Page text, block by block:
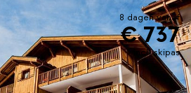
8 dagen vanaf
€ 737
incl. skipas